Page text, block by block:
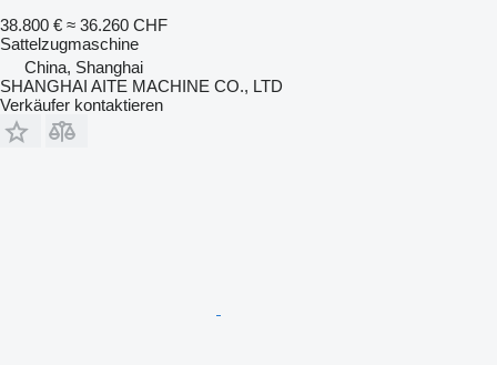
38.800 € ≈ 36.260 CHF
Sattelzugmaschine
China, Shanghai
SHANGHAI AITE MACHINE CO., LTD
Verkäufer kontaktieren